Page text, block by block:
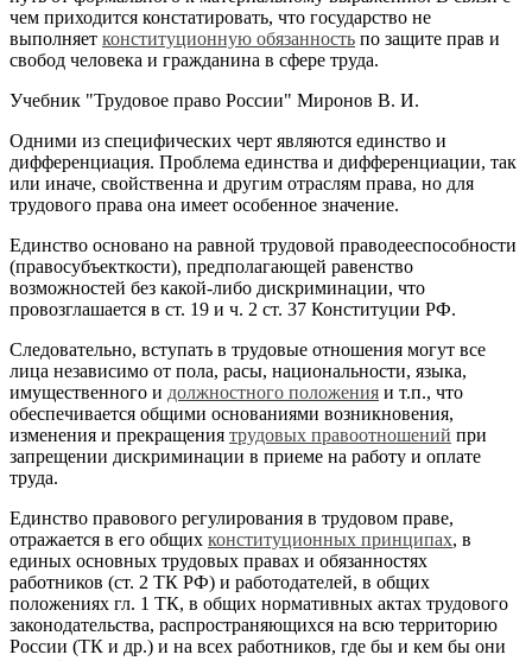
чем приходится констатировать, что государство не
выполняет конституционную обязанность по защите прав и
свобод человека и гражданина в сфере труда.
Учебник "Трудовое право России" Миронов В. И.
Одними из специфических черт являются единство и
дифференциация. Проблема единства и дифференциации, так
или иначе, свойственна и другим отраслям права, но для
трудового права она имеет особенное значение.
Единство основано на равной трудовой праводееспособности
(правосубъекткости), предполагающей равенство
возможностей без какой-либо дискриминации, что
провозглашается в ст. 19 и ч. 2 ст. 37 Конституции РФ.
Следовательно, вступать в трудовые отношения могут все
лица независимо от пола, расы, национальности, языка,
имущественного и должностного положения и т.п., что
обеспечивается общими основаниями возникновения,
изменения и прекращения трудовых правоотношений при
запрещении дискриминации в приеме на работу и оплате
труда.
Единство правового регулирования в трудовом праве,
отражается в его общих конституционных принципах, в
единых основных трудовых правах и обязанностях
работников (ст. 2 ТК РФ) и работодателей, в общих
положениях гл. 1 ТК, в общих нормативных актах трудового
законодательства, распространяющихся на всю территорию
России (ТК и др.) и на всех работников, где бы и кем бы они